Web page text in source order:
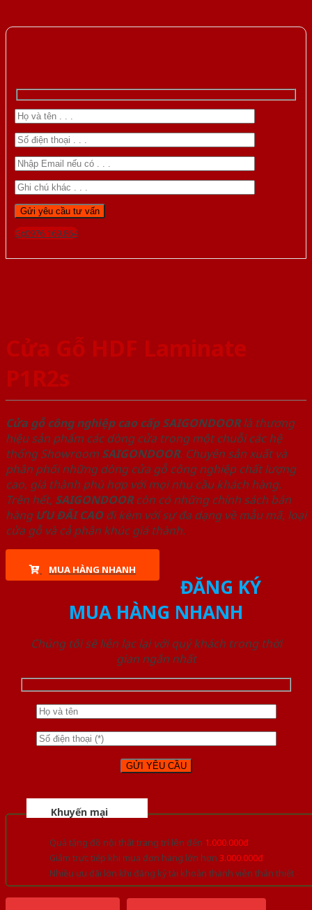
Gọi 0976.169.864
Cửa Gỗ HDF Laminate
P1R2s
Cửa gỗ công nghiệp cao cấp SAIGONDOORlà thương
hiệu sản phẩm các dòng cửa trong một chuỗi các hệ
thống Showroom SAIGONDOOR. Chuyên sản xuất và
phân phối những dòng cửa gỗ công nghiệp chất lượng
cao, giá thành phù hợp với mọi nhu cầu khách hàng.
Trên hết, SAIGONDOORcòn có những chính sách bán
hàng ƯU ĐÃI CAOđi kèm với sự đa dạng về mẫu mã, loại
cửa gỗ và cả phân khúc giá thành.
MUA HÀNG NHANH
ĐĂNG KÝ
MUA HÀNG NHANH
Chúng tôi sẽ liên lạc lại với quý khách trong thời
gian ngắn nhất
Khuyến mại
Quà tặng đồ nội thất trang trí lên đến 1.000.000đ
Giảm trực tiếp khi mua đơn hàng lớn hơn 3.000.000đ
Nhiều ưu đãi lớn khi đăng ký tài khoản thành viên thân thiết